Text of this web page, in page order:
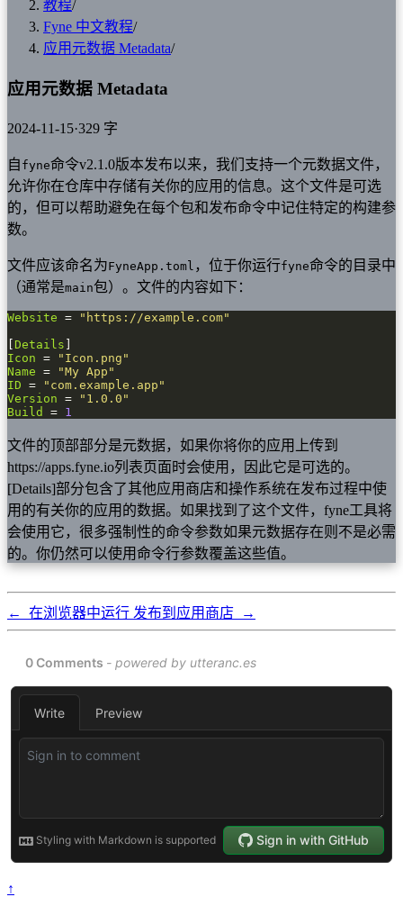
教程/
Fyne 中文教程/
应用元数据 Metadata/
应用元数据 Metadata
2024-11-15·329 字
自 fyne命令v2.1.0版本发布以来，我们支持一个元数据文件，
允许你在仓库中存储有关你的应用的信息。这个文件是可选
的，但可以帮助避免在每个包和发布命令中记住特定的构建参
数。
文件应该命名为FyneApp.toml ，位于你运行fyne命令的目录中
（通常是main包）。文件的内容如下：
Website =
"https://example.com"
Details
Icon =
"Icon.png"
Name =
"My App"
ID =
"com.example.app"
Version =
"1.0.0"
Build
= 1
文件的顶部部分是元数据，如果你将你的应用上传到
https://apps.fyne.io列表页面时会使用，因此它是可选的。
[Details]部分包含了其他应用商店和操作系统在发布过程中使
用的有关你的应用的数据。如果找到了这个文件，fyne工具将
会使用它，很多强制性的命令参数如果元数据存在则不是必需
的。你仍然可以使用命令行参数覆盖这些值。
← 在浏览器中运行 发布到应用商店 →
↑